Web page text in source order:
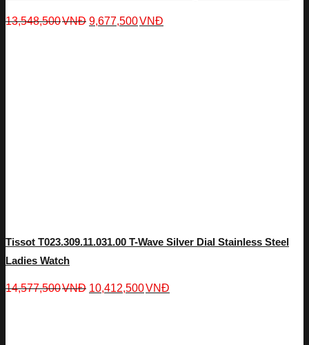
13,548,500VNĐ 9,677,500VNĐ
Tissot T023.309.11.031.00 T-Wave Silver Dial Stainless Steel
Ladies Watch
14,577,500VNĐ 10,412,500VNĐ